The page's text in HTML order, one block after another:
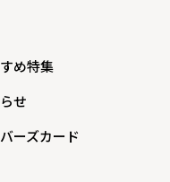
め特集
せ
ーズカード